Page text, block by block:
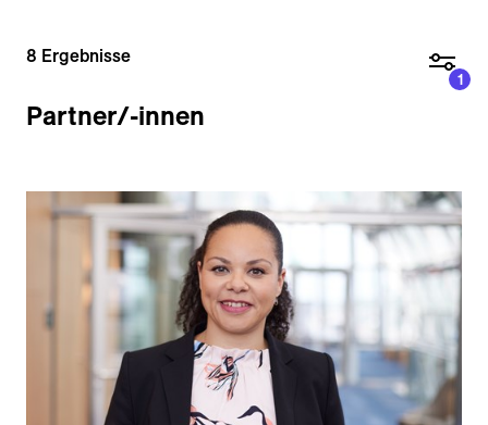
8 Ergebnisse
1
Partner/-innen